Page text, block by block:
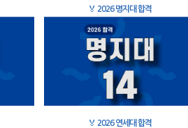
🏅 2026 명지대 합격
🏅 2026 연세대 합격